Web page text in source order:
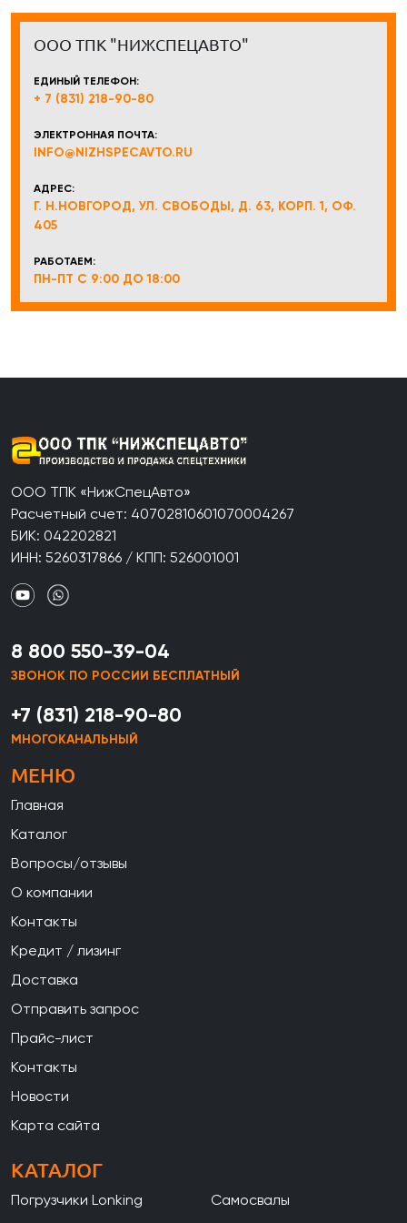
ООО ТПК "НИЖСПЕЦАВТО"
ЕДИНЫЙ ТЕЛЕФОН:
+ 7 (831) 218-90-80
ЭЛЕКТРОННАЯ ПОЧТА:
INFO@NIZHSPECAVTO.RU
АДРЕС:
Г. Н.НОВГОРОД, УЛ. СВОБОДЫ, Д. 63, КОРП. 1, ОФ.
405
РАБОТАЕМ:
ПН-ПТ С 9:00 ДО 18:00
ООО ТПК «НижСпецАвто»
Расчетный счет: 40702810601070004267
БИК: 042202821
ИНН: 5260317866 / КПП: 526001001
8 800 550-39-04
ЗВОНОК ПО РОССИИ БЕСПЛАТНЫЙ
+7 (831) 218-90-80
МНОГОКАНАЛЬНЫЙ
МЕНЮ
Главная
Каталог
Вопросы/отзывы
О компании
Контакты
Кредит / лизинг
Доставка
Отправить запрос
Прайс-лист
Контакты
Новости
Карта сайта
КАТАЛОГ
Погрузчики Lonking
Самосвалы